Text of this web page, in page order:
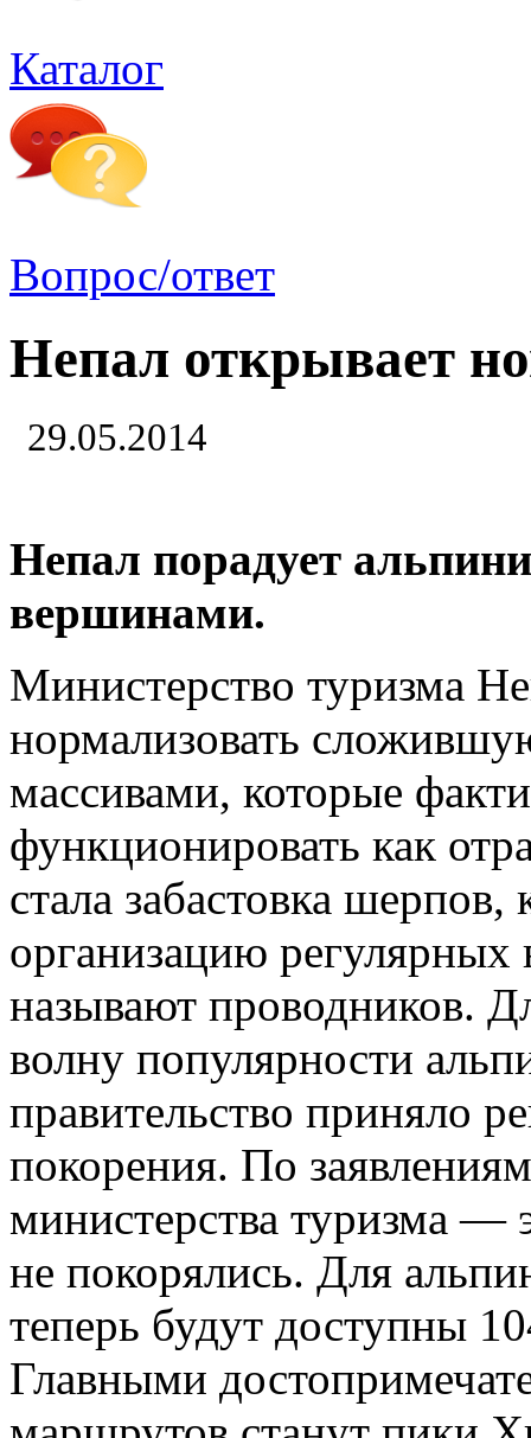
Каталог
Вопрос/ответ
Непал открывает
29.05.2014
Непал порадует
вершинами.
Министерство туризма
нормализовать
массивами, которые
функционировать как
стала забастовка
организацию
называют проводников.
волну популярности
правительство приняло
покорения. По
министерства туризма —
не покорялись. Для
теперь будут доступны
Главными